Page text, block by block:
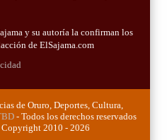
y su autoría la confirman los
de ElSajama.com
de Oruro, Deportes, Cultura,
- Todos los derechos reservados
Copyright 2010 - 2026